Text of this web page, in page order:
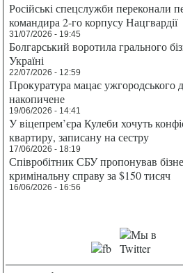
Російські спецслужби переконали
командира 2-го корпусу Нацгвардії
31/07/2026 - 19:45
Болгарський воротила грального
Україні
22/07/2026 - 12:59
Прокуратура мацає ужгородського
накопичене
19/06/2026 - 14:41
У віцепрем’єра Кулеби хочуть
квартиру, записану на сестру
17/06/2026 - 18:19
Співробітник СБУ пропонував
кримінальну справу за $150 тисяч
16/06/2026 - 16:56